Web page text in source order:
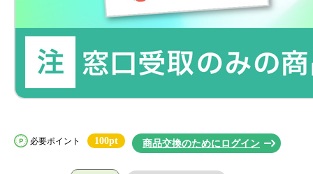
必要ポイント 100pt 商品交換のためにログイン